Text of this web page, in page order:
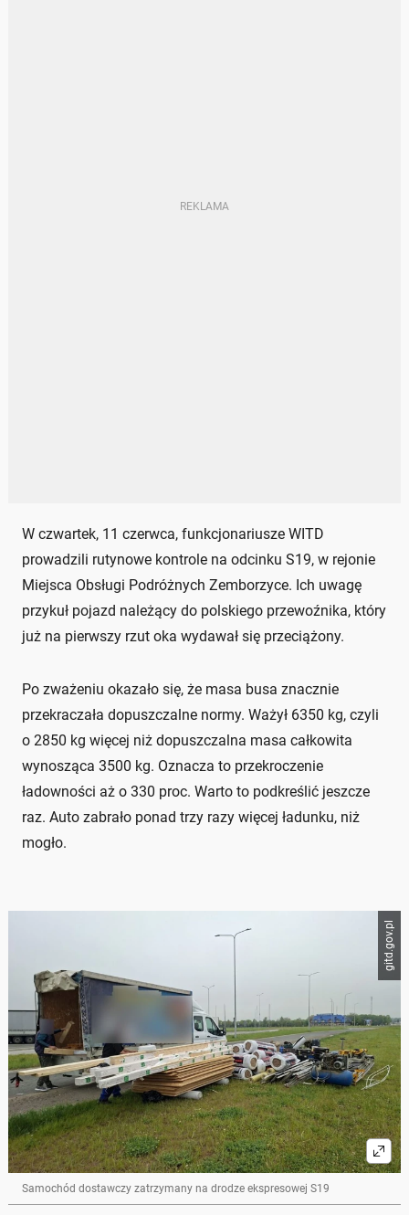
W czwartek, 11 czerwca, funkcjonariusze WITD
prowadzili rutynowe kontrole na odcinku S19, w rejonie
Miejsca Obsługi Podróżnych Zemborzyce. Ich uwagę
przykuł pojazd należący do polskiego przewoźnika, który
już na pierwszy rzut oka wydawał się przeciążony.
Po zważeniu okazało się, że masa busa znacznie
przekraczała dopuszczalne normy. Ważył 6350 kg, czyli
o 2850 kg więcej niż dopuszczalna masa całkowita
wynosząca 3500 kg. Oznacza to przekroczenie
ładowności aż o 330 proc. Warto to podkreślić jeszcze
raz. Auto zabrało ponad trzy razy więcej ładunku, niż
mogło.
gitd.gov.pl
Samochód dostawczy zatrzymany na drodze ekspresowej S19